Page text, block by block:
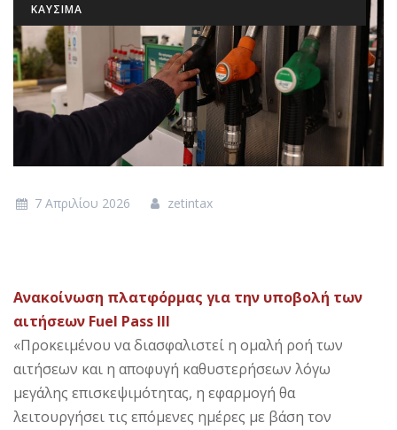
ΚΑΎΣΙΜΑ
7 Απριλίου 2026 zetintax
Ανακοίνωση πλατφόρμας για την υποβολή των
αιτήσεων Fuel Pass III
«Προκειμένου να διασφαλιστεί η ομαλή ροή των
αιτήσεων και η αποφυγή καθυστερήσεων λόγω
μεγάλης επισκεψιμότητας, η εφαρμογή θα
λειτουργήσει τις επόμενες ημέρες με βάση τον